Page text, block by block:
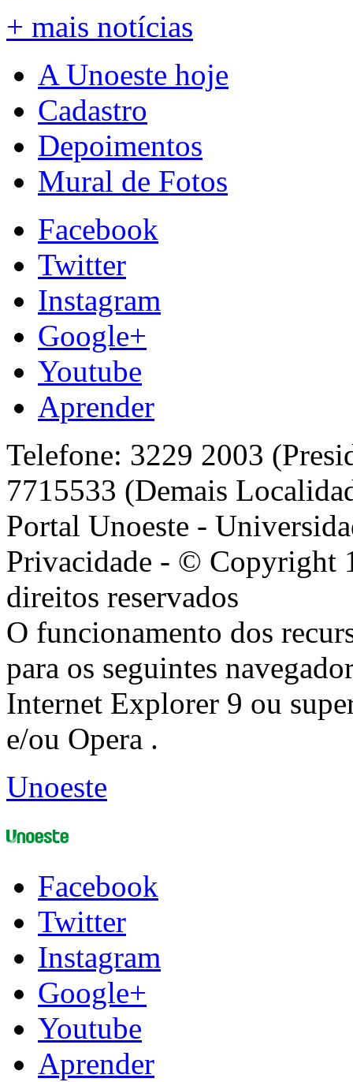
+ mais notícias
A Unoeste hoje
Cadastro
Depoimentos
Mural de Fotos
Facebook
Twitter
Instagram
Google+
Youtube
Aprender
Telefone: 3229 2003
7715533 (Demais
Portal Unoeste -
Privacidade - © Copyright
direitos reservados
O funcionamento dos
para os seguintes
Internet Explorer 9 ou
e/ou Opera .
Unoeste
Facebook
Twitter
Instagram
Google+
Youtube
Aprender